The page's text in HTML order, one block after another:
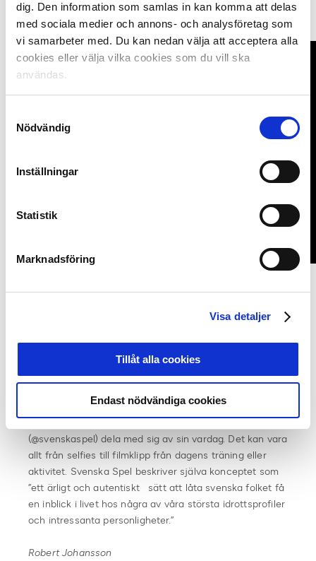
dig. Den information som samlas in kan komma att delas
med sociala medier och annons- och analysföretag som
vi samarbeter med. Du kan nedan välja att acceptera alla
cookies eller välja vilka cookies som du vill ska
användas.
Nödvändig
Inställningar
Statistik
Marknadsföring
Visa detaljer
Tillåt alla cookies
Endast nödvändiga cookies
dokumentärfilm, avslutar John Alvbåge.
Fakta Grunden Bois:
spelare med intellektuella funktionshinder. Grunden Bois
bildades 1992 och har nära 300 utövare. Klubben har
Svenska Speltelefonen vandrar varje vecka mellan olika
(@svenskaspel) dela med sig av sin vardag. Det kan vara
allt från selfies till filmklipp från dagens träning eller
aktivitet. Svenska Spel beskriver själva konceptet som
”ett ärligt och autentiskt sätt att låta svenska folket få
en inblick i livet hos några av våra största idrottsprofiler
och intressanta personligheter.”
Robert Johansson